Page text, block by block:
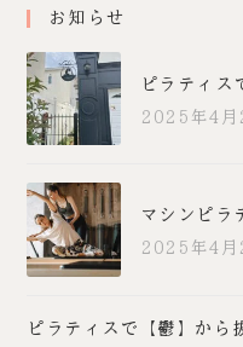
お知らせ
ピラティス
2025年4月
マシンピラ
2025年4月
ピラティスで【鬱】から